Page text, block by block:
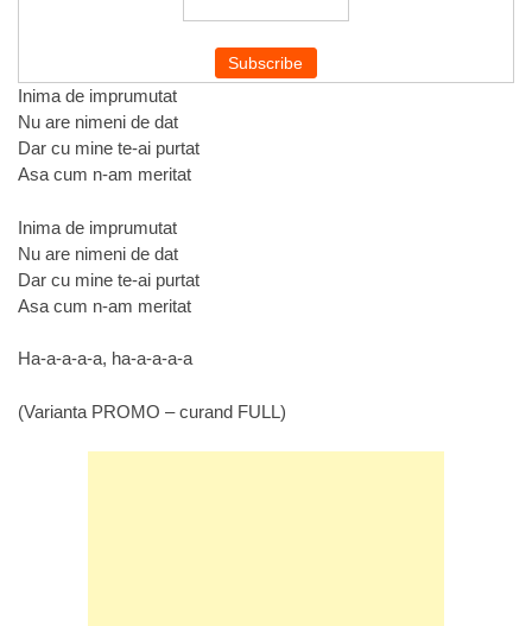
Inima de imprumutat
Nu are nimeni de dat
Dar cu mine te-ai purtat
Asa cum n-am meritat
Inima de imprumutat
Nu are nimeni de dat
Dar cu mine te-ai purtat
Asa cum n-am meritat
Ha-a-a-a-a, ha-a-a-a-a
(Varianta PROMO – curand FULL)